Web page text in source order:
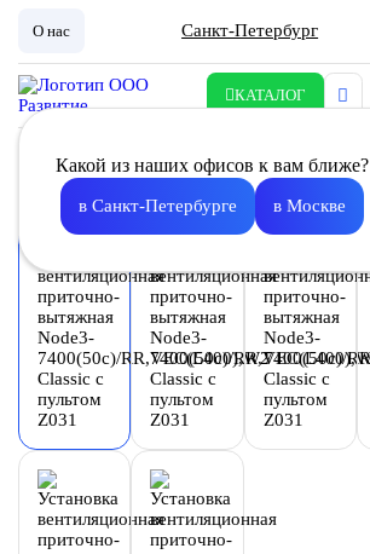
О нас Санкт-Петербург
КАТАЛОГ
Какой из наших офисов к вам ближе?
в Санкт-Петербурге в Москве